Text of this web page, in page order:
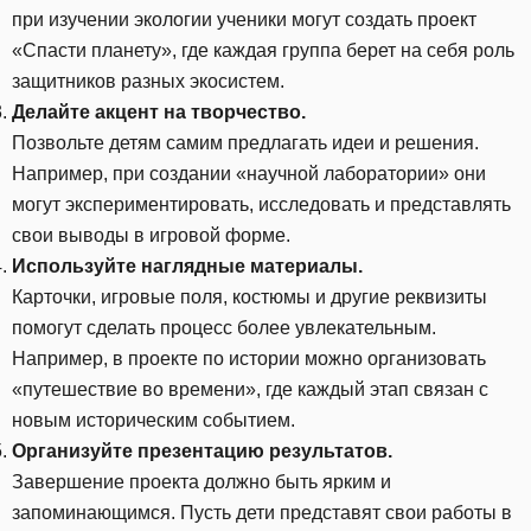
при изучении экологии ученики могут создать проект
«Спасти планету», где каждая группа берет на себя роль
защитников разных экосистем.
Делайте акцент на творчество.
Позвольте детям самим предлагать идеи и решения.
Например, при создании «научной лаборатории» они
могут экспериментировать, исследовать и представлять
свои выводы в игровой форме.
Используйте наглядные материалы.
Карточки, игровые поля, костюмы и другие реквизиты
помогут сделать процесс более увлекательным.
Например, в проекте по истории можно организовать
«путешествие во времени», где каждый этап связан с
новым историческим событием.
Организуйте презентацию результатов.
Завершение проекта должно быть ярким и
запоминающимся. Пусть дети представят свои работы в